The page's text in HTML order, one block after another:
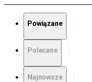
Powiązane
Polecane
Najnowsze